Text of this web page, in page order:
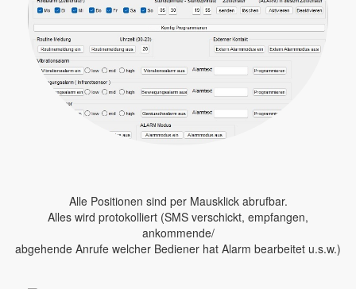
Alle Positionen sind per Mausklick abrufbar.
Alles wird protokolliert (SMS verschickt, empfangen,
ankommende/
abgehende Anrufe welcher Bediener hat Alarm bearbeitet u.s.w.)